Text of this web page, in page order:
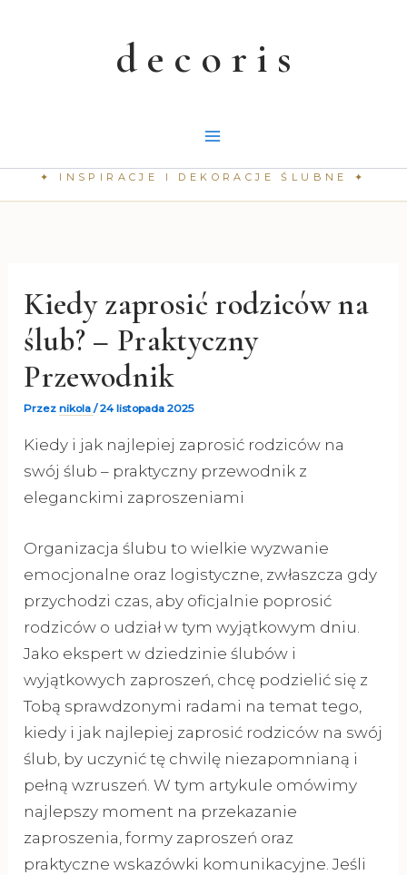
Kiedy zaprosić rodziców na
ślub? – Praktyczny
Przewodnik
Przeznikola/24 listopada 2025
Kiedy i jak najlepiej zaprosić rodziców na
swój ślub – praktyczny przewodnik z
eleganckimi zaproszeniami
Organizacja ślubu to wielkie wyzwanie
emocjonalne oraz logistyczne, zwłaszcza gdy
przychodzi czas, aby oficjalnie poprosić
rodziców o udział w tym wyjątkowym dniu.
Jako ekspert w dziedzinie ślubów i
wyjątkowych zaproszeń, chcę podzielić się z
Tobą sprawdzonymi radami na temat tego,
kiedy i jak najlepiej zaprosić rodziców na swój
ślub, by uczynić tę chwilę niezapomnianą i
pełną wzruszeń. W tym artykule omówimy
najlepszy moment na przekazanie
zaproszenia, formy zaproszeń oraz
praktyczne wskazówki komunikacyjne. Jeśli